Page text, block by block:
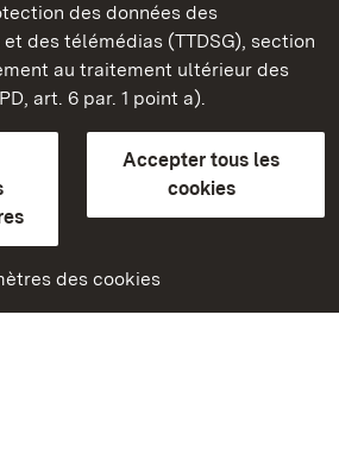
des données des
des télémédias (TTDSG), section
au traitement ultérieur des
art. 6 par. 1 point a).
Accepter tous les
cookies
des cookies
FAQ et réponsesMentions légales
Seiten)